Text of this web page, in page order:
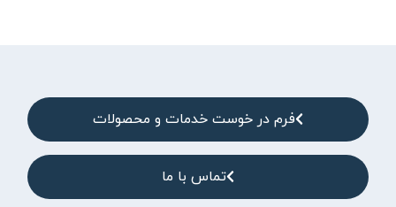
فرم در خوست خدمات و محصولات
تماس با ما